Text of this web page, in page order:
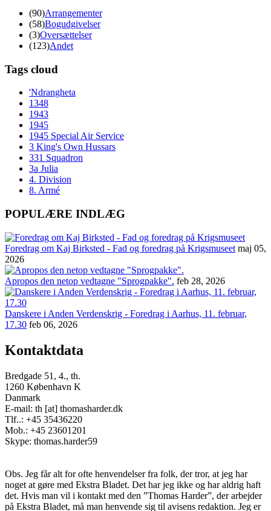
(90)Arrangementer
(58)Bogudgivelser
(3)Oversættelser
(123)Andet
Tags cloud
'Ndrangheta
1348
1943
1945
1945 Special Air Service
3 King's Own Hussars
331 Squadron
3a Julia
4. Division
8. Armé
POPULÆRE INDLÆG
Foredrag om Kaj Birksted - Fad og foredrag på Krigsmuseet maj 05,
2026
Apropos den netop vedtagne "Sprogpakke". feb 28, 2026
Danskere i Anden Verdenskrig - Foredrag i Aarhus, 11. februar,
17.30 feb 06, 2026
Kontaktdata
Bredgade 51, 4., th.
1260 København K
Danmark
E-mail: th [at] thomasharder.dk
Tlf..: +45 35436220
Mob.: +45 23601201
Skype: thomas.harder59
Obs. Jeg får alt for ofte henvendelser fra folk, der tror, at jeg har
noget at gøre med Ekstra Bladet. Det har jeg ikke og har aldrig haft
det. Hvis man vil i kontakt med den ”Thomas Harder”, der arbejder
på Ekstra Bladet, må man henvende sig til avisens redaktion. Jeg er